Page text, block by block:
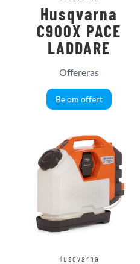
Husqvarna
C900X PACE
LADDARE
Offereras
Be om offert
Husqvarna